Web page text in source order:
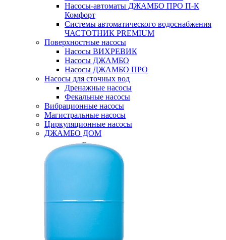
Насосы-автоматы ДЖАМБО ПРО П-К
Комфорт
Системы автоматического водоснабжения
ЧАСТОТНИК PREMIUM
Поверхностные насосы
Насосы ВИХРЕВИК
Насосы ДЖАМБО
Насосы ДЖАМБО ПРО
Насосы для сточных вод
Дренажные насосы
Фекальные насосы
Вибрационные насосы
Магистральные насосы
Циркуляционные насосы
ДЖАМБО ДОМ